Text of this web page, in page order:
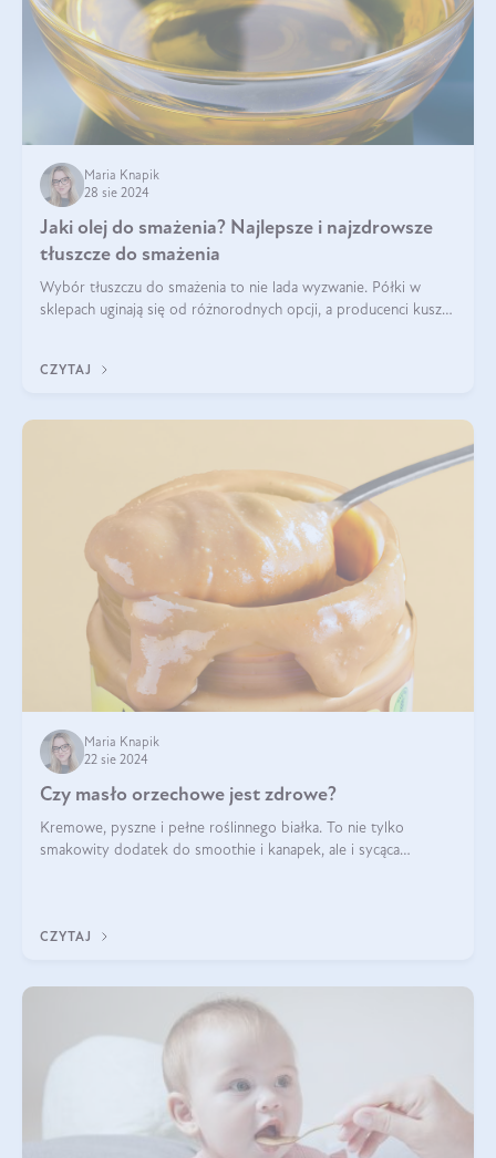
Maria Knapik
28 sie 2024
Jaki olej do smażenia? Najlepsze i najzdrowsze
tłuszcze do smażenia
Wybór tłuszczu do smażenia to nie lada wyzwanie. Półki w
sklepach uginają się od różnorodnych opcji, a producenci kuszą
CZYTAJ
Maria Knapik
22 sie 2024
Czy masło orzechowe jest zdrowe?
Kremowe, pyszne i pełne roślinnego białka. To nie tylko
smakowity dodatek do smoothie i kanapek, ale i sycąca
CZYTAJ